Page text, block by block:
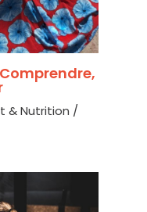
& Nutrition /